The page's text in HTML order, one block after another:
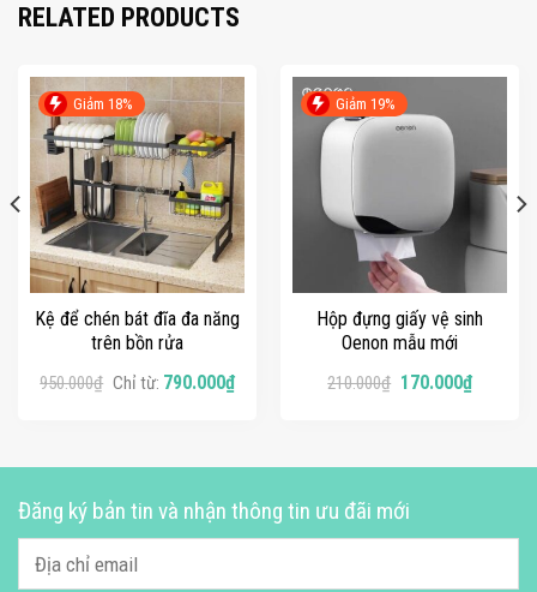
RELATED PRODUCTS
Giảm 18%
Kệ để chén bát đĩa đa năng
trên bồn rửa
950.000₫ Chỉ từ: 790.000₫
Giảm 19%
Hộp đựng giấy vệ sinh
Oenon mẫu mới
210.000₫ 170.000₫
Đăng ký bản tin và nhận thông tin ưu đãi mới